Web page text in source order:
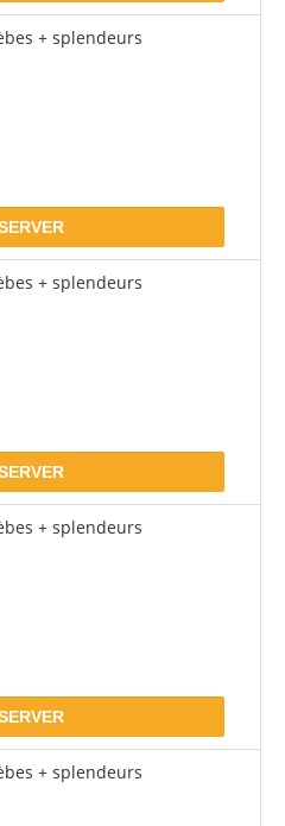
+ splendeurs
+ splendeurs
+ splendeurs
+ splendeurs